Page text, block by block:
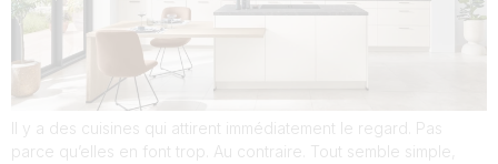
Il y a des cuisines qui attirent immédiatement le regard. Pas
parce qu’elles en font trop. Au contraire. Tout semble simple,